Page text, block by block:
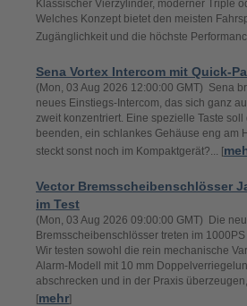
Klassischer Vierzylinder, moderner Triple
Welches Konzept bietet den meisten
Zugänglichkeit und die höchste
Sena Vortex Intercom mit Quick-
(Mon, 03 Aug 2026 12:00:00 GMT) Sena
neues Einstiegs-Intercom, das sich ganz
zweit konzentriert. Eine spezielle Taste
beenden, ein schlankes Gehäuse eng am
steckt sonst noch im Kompaktgerät?... [
Vector Bremsscheibenschlösser
im Test
(Mon, 03 Aug 2026 09:00:00 GMT) Die
Bremsscheibenschlösser treten im
Wir testen sowohl die rein mechanische
Alarm‑Modell mit 10 mm
abschrecken und in der Praxis
[mehr]